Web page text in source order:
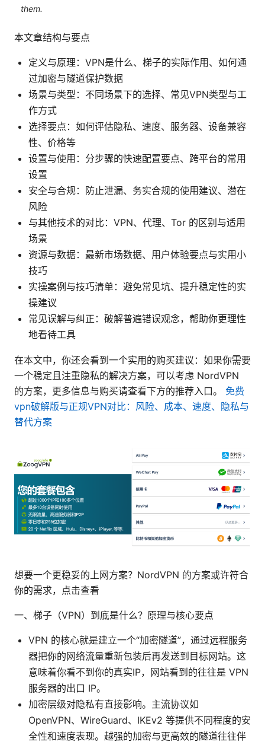
them.
本文章结构与要点
定义与原理：VPN是什么、梯子的实际作用、如何通
过加密与隧道保护数据
场景与类型：不同场景下的选择、常见VPN类型与工
作方式
选择要点：如何评估隐私、速度、服务器、设备兼容
性、价格等
设置与使用：分步骤的快速配置要点、跨平台的常用
设置
安全与合规：防止泄漏、务实合规的使用建议、潜在
风险
与其他技术的对比：VPN、代理、Tor 的区别与适用
场景
资源与数据：最新市场数据、用户体验要点与实用小
技巧
实操案例与技巧清单：避免常见坑、提升稳定性的实
操建议
常见误解与纠正：破解普遍错误观念，帮助你更理性
地看待工具
在本文中，你还会看到一个实用的购买建议：如果你需要
一个稳定且注重隐私的解决方案，可以考虑 NordVPN
的方案，更多信息与购买请查看下方的推荐入口。 免费
vpn破解版与正规VPN对比：风险、成本、速度、隐私与
替代方案
想要一个更稳妥的上网方案？NordVPN 的方案或许符合
你的需求，点击查看
一、梯子（VPN）到底是什么？原理与核心要点
VPN 的核心就是建立一个“加密隧道”，通过远程服务
器把你的网络流量重新包装后再发送到目标网站。这
意味着你看不到你的真实IP，网站看到的往往是 VPN
服务器的出口 IP。
加密层级对隐私有直接影响。主流协议如
OpenVPN、WireGuard、IKEv2 等提供不同程度的安
全性和速度表现。越强的加密与更高效的隧道往往伴